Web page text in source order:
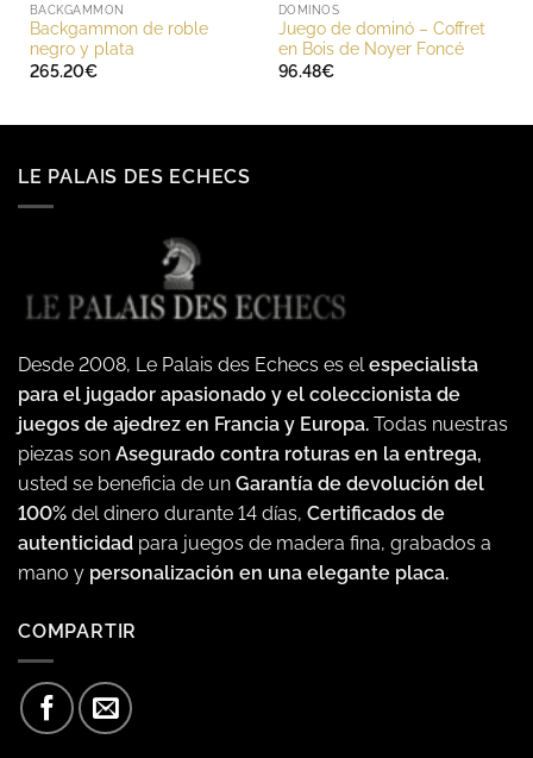
BACKGAMMON
Backgammon de roble
negro y plata
265.20€
DOMINOS
Juego de dominó – Coffret
en Bois de Noyer Foncé
96.48€
LE PALAIS DES ECHECS
Desde 2008, Le Palais des Echecs es elespecialista
para el jugador apasionado y el coleccionista de
juegos de ajedrez en Francia y Europa. Todas nuestras
piezas son Asegurado contra roturas en la entrega,
usted se beneficia de un Garantía de devolución del
100% del dinero durante 14 días, Certificados de
autenticidad para juegos de madera fina, grabados a
mano y personalización en una elegante placa.
COMPARTIR